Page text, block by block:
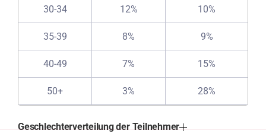
30-34 12% 10%
35-39 8% 9%
40-49 7% 15%
50+ 3% 28%
Geschlechterverteilung der Teilnehmer